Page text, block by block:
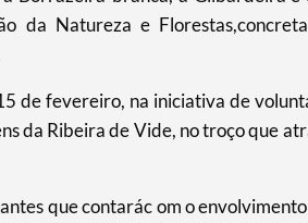
da Natureza e
de fevereiro, na iniciativa de
da Ribeira de Vide, no troço que
que contarác om o